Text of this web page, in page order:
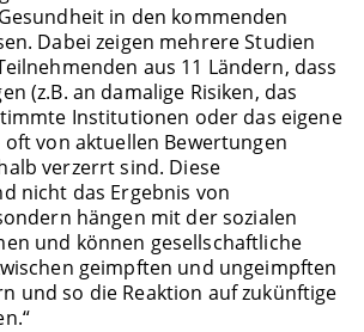
in den kommenden
Dabei zeigen mehrere Studien
aus 11 Ländern, dass
(z.B. an damalige Risiken, das
Institutionen oder das eigene
von aktuellen Bewertungen
verzerrt sind. Diese
nicht das Ergebnis von
hängen mit der sozialen
und können gesellschaftliche
geimpften und ungeimpften
und so die Reaktion auf zukünftige